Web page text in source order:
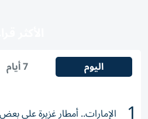
اليوم 7 أيام
الإمارات.. أمطار غزيرة على